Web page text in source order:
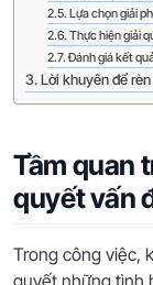
Lựa chọn giải
Thực hiện giải
Đánh giá kết
Lời khuyên để
Tầm quan
quyết vấn
Trong công việc,